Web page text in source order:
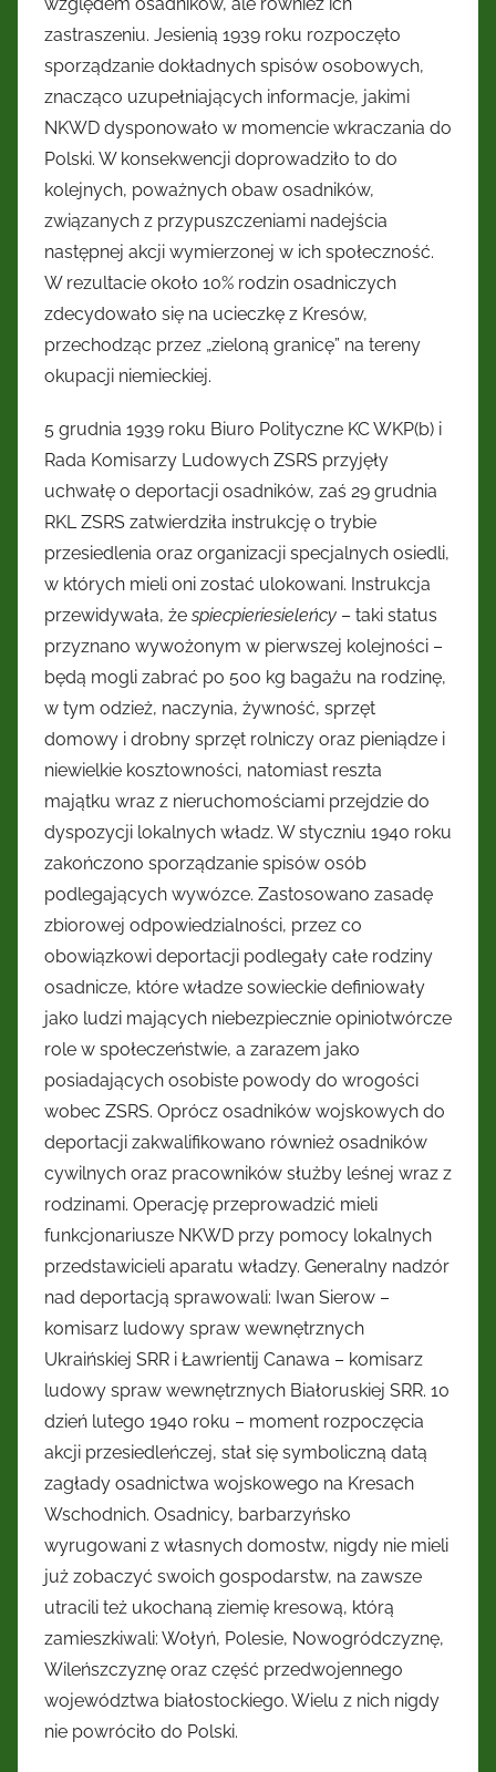
zastraszeniu. Jesienią 1939 roku rozpoczęto
sporządzanie dokładnych spisów osobowych,
znacząco uzupełniających informacje, jakimi
NKWD dysponowało w momencie wkraczania do
Polski. W konsekwencji doprowadziło to do
kolejnych, poważnych obaw osadników,
związanych z przypuszczeniami nadejścia
następnej akcji wymierzonej w ich społeczność.
W rezultacie około 10% rodzin osadniczych
zdecydowało się na ucieczkę z Kresów,
przechodząc przez „zieloną granicę” na tereny
okupacji niemieckiej.
5 grudnia 1939 roku Biuro Polityczne KC WKP(b) i
Rada Komisarzy Ludowych ZSRS przyjęły
uchwałę o deportacji osadników, zaś 29 grudnia
RKL ZSRS zatwierdziła instrukcję o trybie
przesiedlenia oraz organizacji specjalnych osiedli,
w których mieli oni zostać ulokowani. Instrukcja
przewidywała, żespiecpieriesieleńcy – taki status
przyznano wywożonym w pierwszej kolejności –
będą mogli zabrać po 500 kg bagażu na rodzinę,
w tym odzież, naczynia, żywność, sprzęt
domowy i drobny sprzęt rolniczy oraz pieniądze i
niewielkie kosztowności, natomiast reszta
majątku wraz z nieruchomościami przejdzie do
dyspozycji lokalnych władz. W styczniu 1940 roku
zakończono sporządzanie spisów osób
podlegających wywózce. Zastosowano zasadę
zbiorowej odpowiedzialności, przez co
obowiązkowi deportacji podlegały całe rodziny
osadnicze, które władze sowieckie definiowały
jako ludzi mających niebezpiecznie opiniotwórcze
role w społeczeństwie, a zarazem jako
posiadających osobiste powody do wrogości
wobec ZSRS. Oprócz osadników wojskowych do
deportacji zakwalifikowano również osadników
cywilnych oraz pracowników służby leśnej wraz z
rodzinami. Operację przeprowadzić mieli
funkcjonariusze NKWD przy pomocy lokalnych
przedstawicieli aparatu władzy. Generalny nadzór
nad deportacją sprawowali: Iwan Sierow –
komisarz ludowy spraw wewnętrznych
Ukraińskiej SRR i Ławrientij Canawa – komisarz
ludowy spraw wewnętrznych Białoruskiej SRR. 10
dzień lutego 1940 roku – moment rozpoczęcia
akcji przesiedleńczej, stał się symboliczną datą
zagłady osadnictwa wojskowego na Kresach
Wschodnich. Osadnicy, barbarzyńsko
wyrugowani z własnych domostw, nigdy nie mieli
już zobaczyć swoich gospodarstw, na zawsze
utracili też ukochaną ziemię kresową, którą
zamieszkiwali: Wołyń, Polesie, Nowogródczyznę,
Wileńszczyznę oraz część przedwojennego
województwa białostockiego. Wielu z nich nigdy
nie powróciło do Polski.